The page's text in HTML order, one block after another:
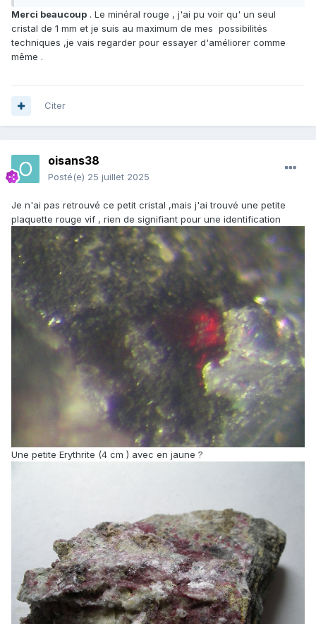
Merci beaucoup . Le minéral rouge , j'ai pu voir qu' un seul
cristal de 1 mm et je suis au maximum de mes possibilités
techniques ,je vais regarder pour essayer d'améliorer comme
même .
Citer
oisans38
Posté(e) 25 juillet 2025
Je n'ai pas retrouvé ce petit cristal ,mais j'ai trouvé une petite
plaquette rouge vif , rien de signifiant pour une identification
Une petite Erythrite (4 cm ) avec en jaune ?